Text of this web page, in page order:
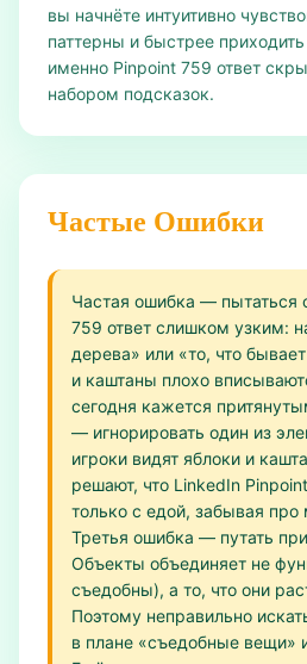
вы начнёте интуитивно
паттерны и быстрее
именно Pinpoint 759 ответ
набором подсказок.
Частые Ошибки
Частая ошибка — пытаться
759 ответ слишком узким:
дерева» или «то, что
и каштаны плохо
сегодня кажется
— игнорировать один из
игроки видят яблоки и
решают, что LinkedIn
только с едой, забывая про
Третья ошибка — путать
Объекты объединяет не
съедобны), а то, что они
Поэтому неправильно
в плане «съедобные вещи»